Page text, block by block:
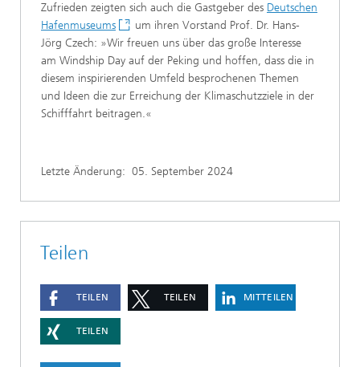
Zufrieden zeigten sich auch die Gastgeber des Deutschen
Hafenmuseums
um ihren Vorstand Prof. Dr. Hans-
Jörg Czech: »Wir freuen uns über das große Interesse
am Windship Day auf der Peking und hoffen, dass die in
diesem inspirierenden Umfeld besprochenen Themen
und Ideen die zur Erreichung der Klimaschutzziele in der
Schifffahrt beitragen.«
Letzte Änderung: 05. September 2024
Teilen
TEILEN TEILEN MITTEILEN
TEILEN